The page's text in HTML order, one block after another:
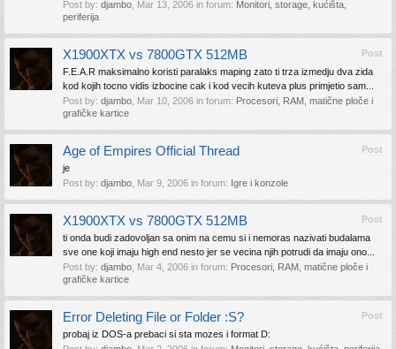
Post by: djambo Mar 13, 2006 in forum: Monitori, storage, kućišta,
periferija
Post
X1900XTX vs 7800GTX 512MB
F.E.A.R maksimalno koristi paralaks maping zato ti trza izmedju dva zida
kod kojih tocno vidis izbocine cak i kod vecih kuteva plus primjetio sam...
Post by: djambo Mar 10, 2006 in forum: Procesori, RAM, matične ploče i
grafičke kartice
Post
Age of Empires Official Thread
je
Post by: djambo Mar 9, 2006 in forum: Igre i konzole
Post
X1900XTX vs 7800GTX 512MB
ti onda budi zadovoljan sa onim na cemu si i nemoras nazivati budalama
sve one koji imaju high end nesto jer se vecina njih potrudi da imaju ono...
Post by: djambo Mar 4, 2006 in forum: Procesori, RAM, matične ploče i
grafičke kartice
Post
Error Deleting File or Folder :S?
probaj iz DOS-a prebaci si sta mozes i format D: